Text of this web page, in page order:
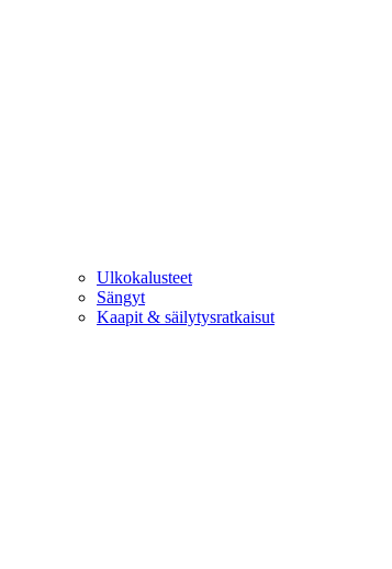
Ulkokalusteet
Sängyt
Kaapit & säilytysratkaisut